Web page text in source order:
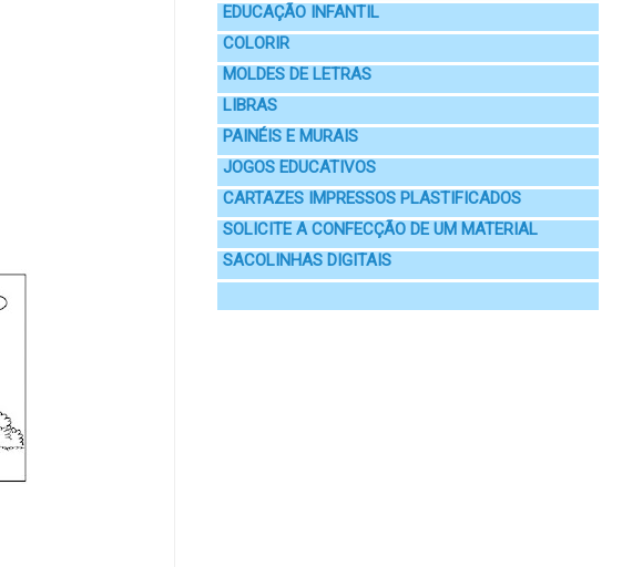
EDUCAÇÃO INFANTIL
COLORIR
MOLDES DE LETRAS
LIBRAS
PAINÉIS E MURAIS
JOGOS EDUCATIVOS
CARTAZES IMPRESSOS PLASTIFICADOS
SOLICITE A CONFECÇÃO DE UM MATERIAL
SACOLINHAS DIGITAIS